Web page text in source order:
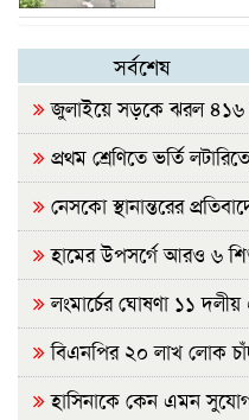
সর্বশেষ
জুলাইয়ে সড়কে ঝরল ৪১৬
প্রথম শ্রেণিতে ভর্তি
নেসকো স্থানান্তরের
হামের উপসর্গে আরও ৬
লংমার্চের ঘোষণা ১১
বিএনপির ২০ লাখ লোক
হাসিনাকে কেন এমন